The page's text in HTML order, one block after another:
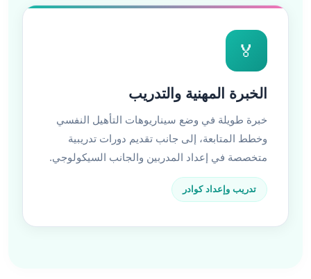
🏅
الخبرة المهنية والتدريب
خبرة طويلة في وضع سيناريوهات التأهيل النفسي
وخطط المتابعة، إلى جانب تقديم دورات تدريبية
متخصصة في إعداد المدربين والجانب السيكولوجي.
تدريب وإعداد كوادر